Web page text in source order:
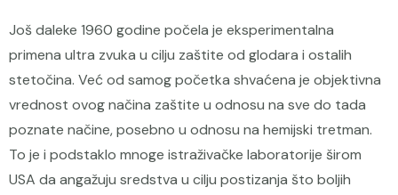
Još daleke 1960 godine počela je eksperimentalna
primena ultra zvuka u cilju zaštite od glodara i ostalih
stetočina. Već od samog početka shvaćena je objektivna
vrednost ovog načina zaštite u odnosu na sve do tada
poznate načine, posebno u odnosu na hemijski tretman.
To je i podstaklo mnoge istraživačke laboratorije širom
USA da angažuju sredstva u cilju postizanja što boljih